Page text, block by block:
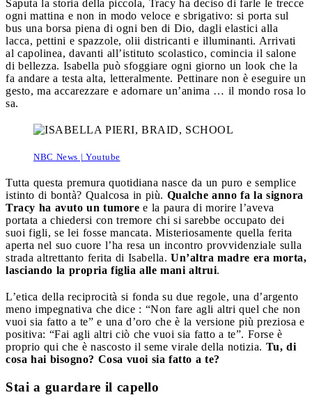
Saputa la storia della piccola, Tracy ha deciso di farle le trecce
ogni mattina e non in modo veloce e sbrigativo: si porta sul
bus una borsa piena di ogni ben di Dio, dagli elastici alla
lacca, pettini e spazzole, olii districanti e illuminanti. Arrivati
al capolinea, davanti all’istituto scolastico, comincia il salone
di bellezza. Isabella può sfoggiare ogni giorno un look che la
fa andare a testa alta, letteralmente. Pettinare non è eseguire un
gesto, ma accarezzare e adornare un’anima … il mondo rosa lo
sa.
NBC News | Youtube
Tutta questa premura quotidiana nasce da un puro e semplice
istinto di bontà? Qualcosa in più. Qualche anno fa la signora
Tracy ha avuto un tumore e la paura di morire l’aveva
portata a chiedersi con tremore chi si sarebbe occupato dei
suoi figli, se lei fosse mancata. Misteriosamente quella ferita
aperta nel suo cuore l’ha resa un incontro provvidenziale sulla
strada altrettanto ferita di Isabella. Un’altra madre era morta,
lasciando la propria figlia alle mani altrui.
L’etica della reciprocità si fonda su due regole, una d’argento
meno impegnativa che dice : “Non fare agli altri quel che non
vuoi sia fatto a te” e una d’oro che è la versione più preziosa e
positiva: “Fai agli altri ciò che vuoi sia fatto a te”. Forse è
proprio qui che è nascosto il seme virale della notizia. Tu, di
cosa hai bisogno? Cosa vuoi sia fatto a te?
Stai a guardare il capello